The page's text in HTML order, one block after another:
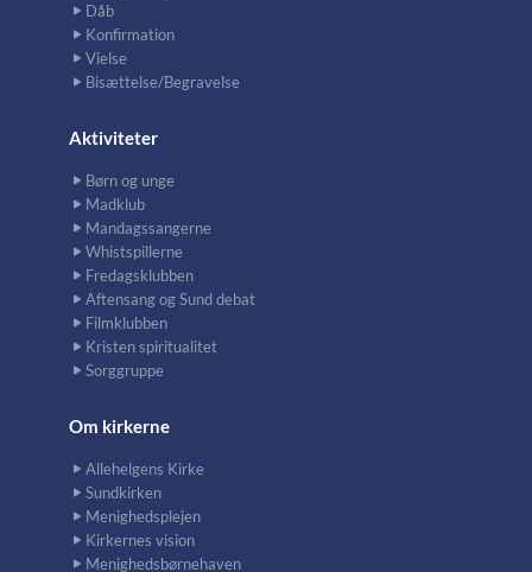
Dåb
Konfirmation
Vielse
Bisættelse/Begravelse
Aktiviteter
Børn og unge
Madklub
Mandagssangerne
Whistspillerne
Fredagsklubben
Aftensang og Sund debat
Filmklubben
Kristen spiritualitet
Sorggruppe
Om kirkerne
Allehelgens Kirke
Sundkirken
Menighedsplejen
Kirkernes vision
Menighedsbørnehaven